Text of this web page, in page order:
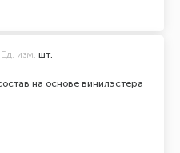
на основе винилэстера
Ед. изм. шт.